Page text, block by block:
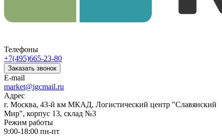
Телефоны
+7(495)665-23-80
Заказать звонок
E-mail
market@igcmail.ru
Адрес
г. Москва, 43-й км МКАД, Логистический центр "Славянский
Мир", корпус 13, склад №3
Режим работы
9:00-18:00 пн-пт